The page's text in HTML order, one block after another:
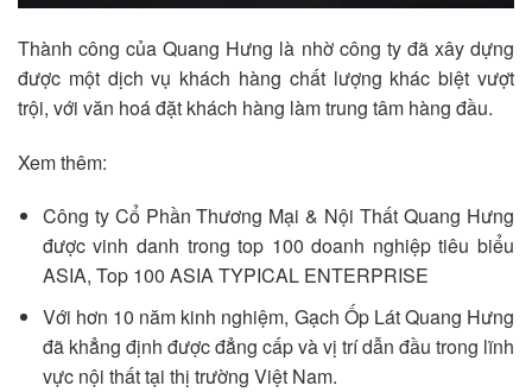
Thành công của Quang Hưng là nhờ công ty đã xây dựng
được một dịch vụ khách hàng chất lượng khác biệt vượt
trội, với văn hoá đặt khách hàng làm trung tâm hàng đầu.
Xem thêm:
Công ty Cổ Phần Thương Mại & Nội Thất Quang Hưng
được vinh danh trong top 100 doanh nghiệp tiêu biểu
ASIA, Top 100 ASIA TYPICAL ENTERPRISE
Với hơn 10 năm kinh nghiệm, Gạch Ốp Lát Quang Hưng
đã khẳng định được đẳng cấp và vị trí dẫn đầu trong lĩnh
vực nội thất tại thị trường Việt Nam.